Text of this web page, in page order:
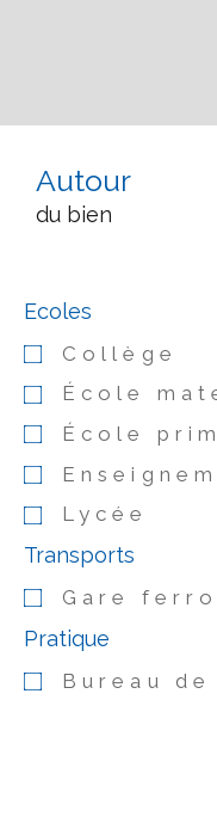
Autour
du bien
Ecoles
Collège
École
École
Lycée
Transports
Gare
Pratique
Bureau de